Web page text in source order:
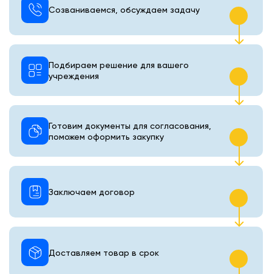
Созваниваемся, обсуждаем задачу
Подбираем решение для вашего
учреждения
Готовим документы для согласования,
поможем оформить закупку
Доставляем товар в срок
Заключаем договор